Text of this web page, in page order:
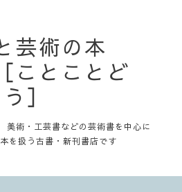
芸術の本
ことことど
う］
術・工芸書などの芸術書を中心に
を扱う古書・新刊書店です